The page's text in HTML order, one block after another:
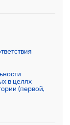
в целях
(первой,